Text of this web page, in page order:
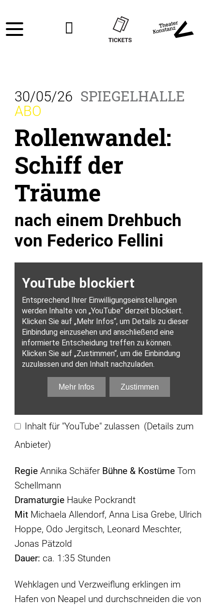
30/05/26 SPIEGELHALLE
ABO
Rollenwandel:
Schiff der
Träume
nach einem Drehbuch
von Federico Fellini
Inhalt für "YouTube" zulassen (Details zum
Anbieter)
Regie Annika Schäfer Bühne & Kostüme Tom
Schellmann
Dramaturgie Hauke Pockrandt
Mit Michaela Allendorf, Anna Lisa Grebe, Ulrich
Hoppe, Odo Jergitsch, Leonard Meschter,
Jonas Pätzold
Dauer: ca. 1:35 Stunden
Wehklagen und Verzweiflung erklingen im
Hafen von Neapel und durchschneiden die von